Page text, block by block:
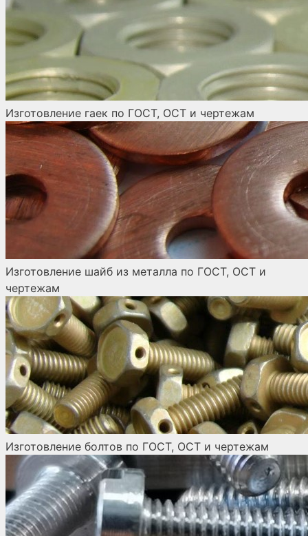
Изготовление гаек по ГОСТ, ОСТ и чертежам
Изготовление шайб из металла по ГОСТ, ОСТ и
чертежам
Изготовление болтов по ГОСТ, ОСТ и чертежам